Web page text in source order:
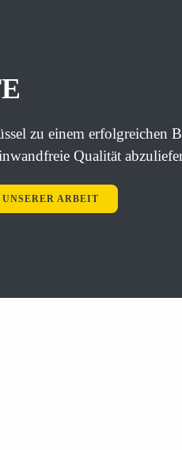
zu einem erfolgreichen
Qualität
ARBEIT